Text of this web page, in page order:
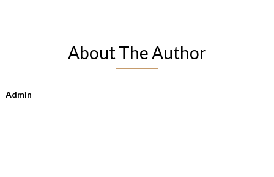
About The Author
Admin